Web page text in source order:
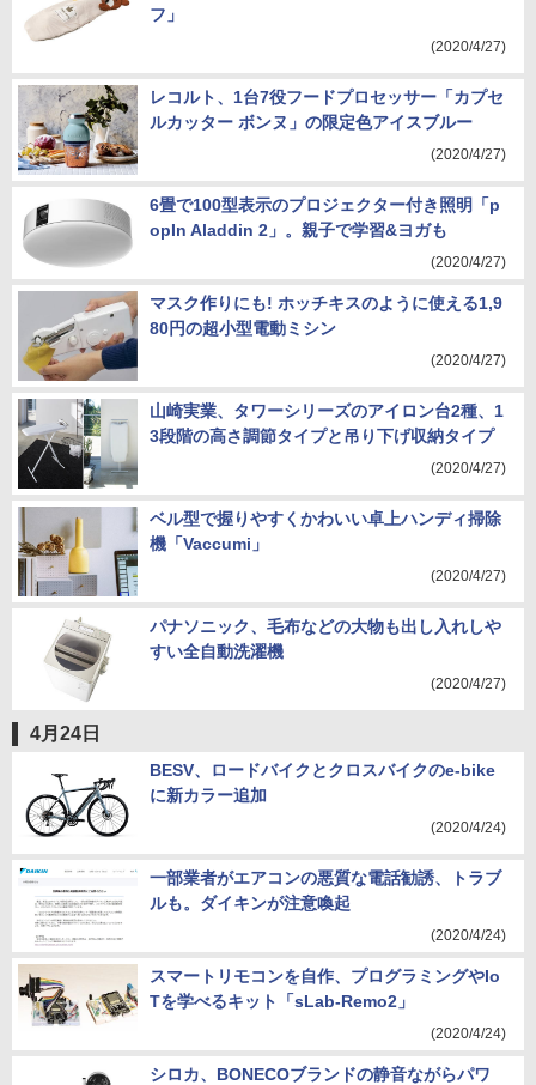
フ」
(2020/4/27)
レコルト、1台7役フードプロセッサー「カプセ
ルカッター ボンヌ」の限定色アイスブルー
(2020/4/27)
6畳で100型表示のプロジェクター付き照明「p
opIn Aladdin 2」。親子で学習&ヨガも
(2020/4/27)
マスク作りにも! ホッチキスのように使える1,9
80円の超小型電動ミシン
(2020/4/27)
山崎実業、タワーシリーズのアイロン台2種、1
3段階の高さ調節タイプと吊り下げ収納タイプ
(2020/4/27)
ベル型で握りやすくかわいい卓上ハンディ掃除
機「Vaccumi」
(2020/4/27)
パナソニック、毛布などの大物も出し入れしや
すい全自動洗濯機
(2020/4/27)
4月24日
BESV、ロードバイクとクロスバイクのe-bike
に新カラー追加
(2020/4/24)
一部業者がエアコンの悪質な電話勧誘、トラブ
ルも。ダイキンが注意喚起
(2020/4/24)
スマートリモコンを自作、プログラミングやIo
Tを学べるキット「sLab-Remo2」
(2020/4/24)
シロカ、BONECOブランドの静音ながらパワ